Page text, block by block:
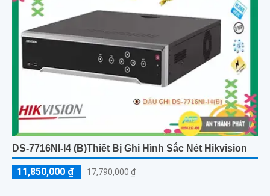
DS-7716NI-I4 (B)Thiết Bị Ghi Hình Sắc Nét Hikvision
11,850,000 ₫ 17,790,000 ₫